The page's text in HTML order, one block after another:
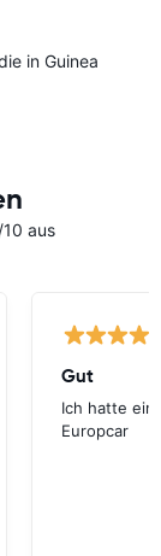
in Guinea
aus
Gut
Ich hatte
Europcar